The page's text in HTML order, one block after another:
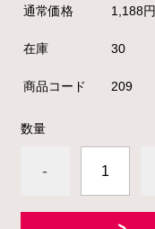
通常価格 1,188円
在庫 30
商品コード 209
数量
-